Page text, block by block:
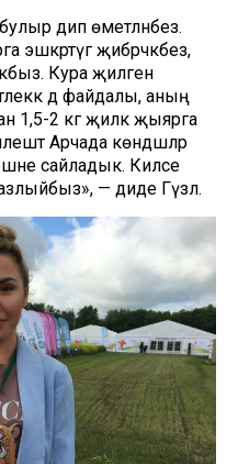
дип өметләнәбез.
җибәрәчәкбез,
Кура җиләген
дә файдалы, аның
1,5-2 кг җиләк җыярга
Арчада көндәшләр
сайладык. Киләсе
— диде Гүзәл.